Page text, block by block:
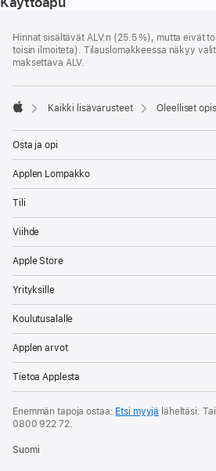
Hinnat sisältävät ALV:n (25.5 %), mutta eivät
toisin ilmoiteta). Tilauslomakkeessa näkyy
maksettava ALV.
Kaikki lisävarusteet Oleelliset
Osta ja opi
Applen Lompakko
Tili
Viihde
Apple Store
Yrityksille
Koulutusalalle
Applen arvot
Tietoa Applesta
Enemmän tapoja ostaa: Etsi myyjä läheltäsi.
0800 922 72.
Suomi